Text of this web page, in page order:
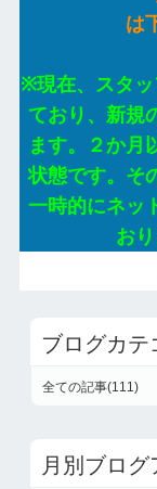
は
※現在、スタッ
ており、新規
ます。２か月
状態です。そ
一時的にネッ
お
ブログカテ
全ての記事(111)
月別ブロ